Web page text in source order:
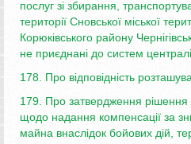
послуг зі збирання,
території Сновської міської
Корюківського району
не приєднані до систем
178. Про відповідність
179. Про затвердження рішення
щодо надання компенсації за
майна внаслідок бойових дій,